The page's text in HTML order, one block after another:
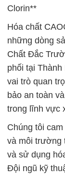
Clorin**
Hóa chất
những dòng
Chất Đắc
phối tại
vai trò quan
bảo an toàn
trong lĩnh vực
Chúng tôi
và môi trường
và sử dụng
Đội ngũ kỹ